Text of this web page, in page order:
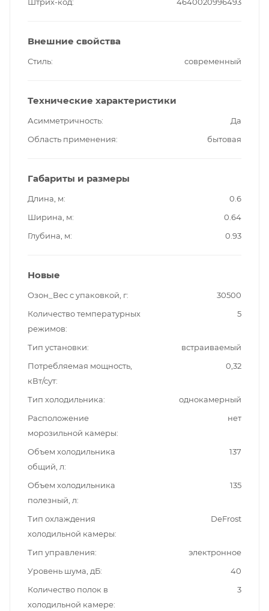
Внешние свойства
Стиль современный
Технические характеристики
Асимметричность
Да
Область применения
бытовая
Габариты и размеры
Длина, м
0.6
Ширина, м
0.64
Глубина, м
0.93
Новые
Озон_Вес с упаковкой, г
30500
Количество температурных
режимов
5
Тип установки
встраиваемый
Потребляемая мощность,
кВт/сут
0,32
Тип холодильника
однокамерный
Расположение
морозильной камеры
нет
Объем холодильника
общий, л
137
Объем холодильника
полезный, л
135
Тип охлаждения
холодильной камеры
DeFrost
Тип управления
электронное
Уровень шума, дБ
40
Количество полок в
холодильной камере
3